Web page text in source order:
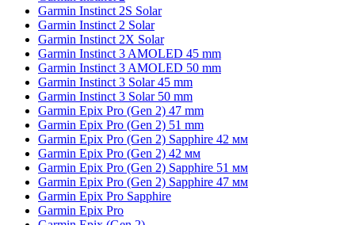
Garmin Instinct 2S Solar
Garmin Instinct 2 Solar
Garmin Instinct 2X Solar
Garmin Instinct 3 AMOLED 45 mm
Garmin Instinct 3 AMOLED 50 mm
Garmin Instinct 3 Solar 45 mm
Garmin Instinct 3 Solar 50 mm
Garmin Epix Pro (Gen 2) 47 mm
Garmin Epix Pro (Gen 2) 51 mm
Garmin Epix Pro (Gen 2) Sapphire 42 мм
Garmin Epix Pro (Gen 2) 42 мм
Garmin Epix Pro (Gen 2) Sapphire 51 мм
Garmin Epix Pro (Gen 2) Sapphire 47 мм
Garmin Epix Pro Sapphire
Garmin Epix Pro